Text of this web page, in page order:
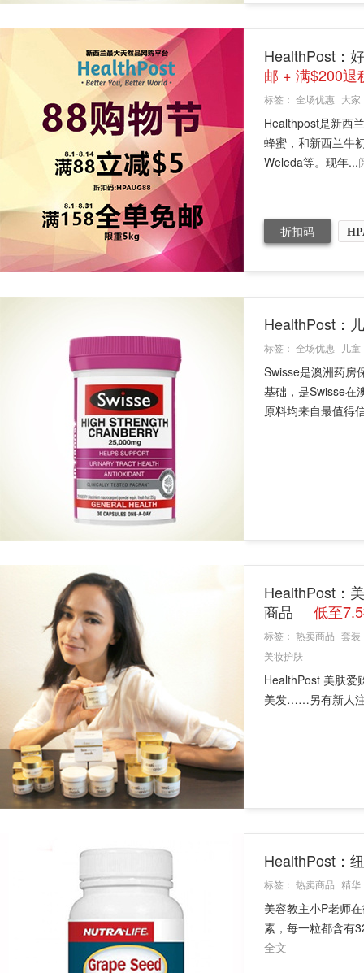
HealthPost：
邮 + 满$200退
标签： 全场优惠 大家
Healthpost是新西
蜂蜜，和新西兰牛
Weleda等。现年...
折扣码
HealthPost：
标签： 全场优惠 儿童
Swisse是澳洲药房
基础，是Swisse在
原料均来自最值得
HealthPost：
商品
低至
标签： 热卖商品 套装
美妆护肤
HealthPost 美肤爱
美发……另有新人
HealthPost：
标签： 热卖商品 精华
美容教主小P老师
素，每一粒都含有
全文